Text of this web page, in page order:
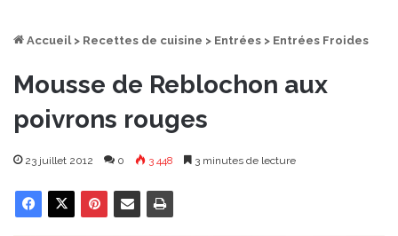
Accueil > Recettes de cuisine > Entrées > Entrées Froides
Mousse de Reblochon aux
poivrons rouges
23 juillet 2012 0 3 448 3 minutes de lecture